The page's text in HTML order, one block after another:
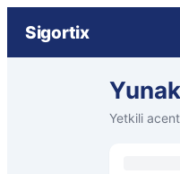
Sigortix
Yetkili